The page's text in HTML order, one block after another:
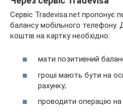
Сервіс Tradevisa.net пропонує
балансу мобільного телефону.
коштів на картку необхідно:
мати позитивний
гроші мають бути на
рахунку;
проводити операцію на